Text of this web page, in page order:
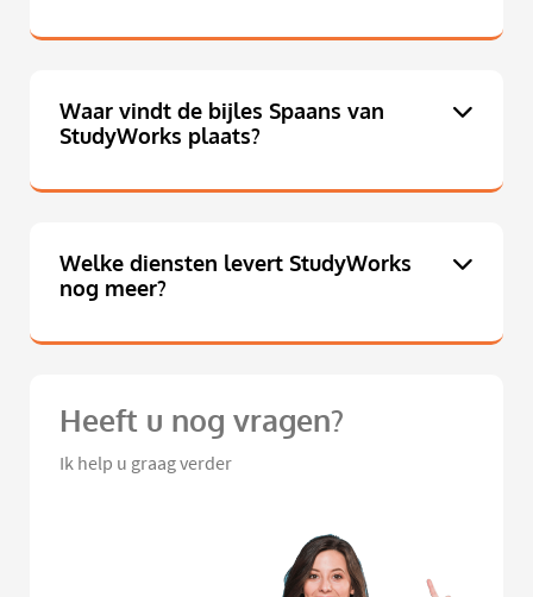
Waar vindt de bijles Spaans van
StudyWorks plaats?
Welke diensten levert StudyWorks
nog meer?
Heeft u nog vragen?
Ik help u graag verder